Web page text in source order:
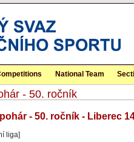
National Team
- 50. ročník
- 50. ročník - Liberec
liga]